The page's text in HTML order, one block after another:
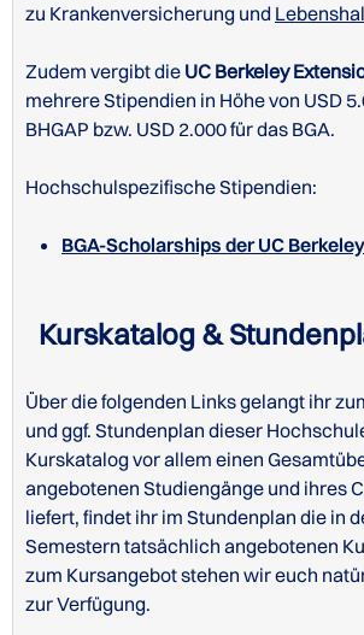
zu Krankenversicherung und
Zudem vergibt die UC Berkeley
mehrere Stipendien in Höhe von USD
BHGAP bzw. USD 2.000 für das BGA.
Hochschulspezifische Stipendien:
BGA-Scholarships der UC Berkeley
Kurskatalog &
Über die folgenden Links gelangt ihr
und ggf. Stundenplan dieser
Kurskatalog vor allem einen
angebotenen Studiengänge und ihres
liefert, findet ihr im Stundenplan die in
Semestern tatsächlich angebotenen
zum Kursangebot stehen wir euch
zur Verfügung.